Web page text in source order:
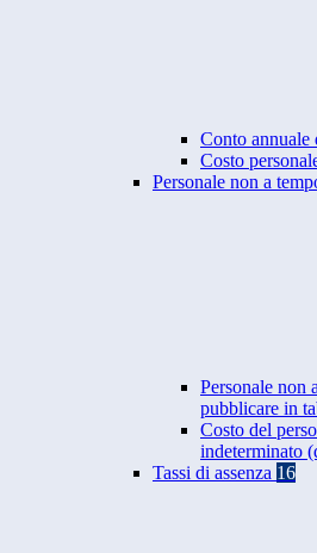
Conto annuale
Costo
Personale non a
Personale non
pubblicare in
Costo del
indeterminato
Tassi di assenza 16